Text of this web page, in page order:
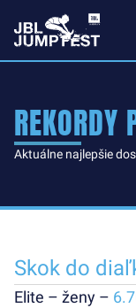
REKORDY
Aktuálne najlepšie
Skok do
Elite – ženy –